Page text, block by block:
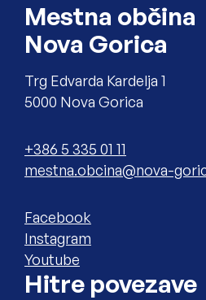
Mestna občina
Nova Gorica
Trg Edvarda Kardelja 1
5000 Nova Gorica
Telefon
+386 5 335 01 11
Elektronski naslov
Zunanja povezava na
Facebook
Zunanja povezava na
Instagram
Zunanja povezava na
Youtube
Hitre povezave